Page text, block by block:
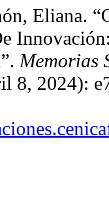
Eliana.
Memorias
8, 2024):